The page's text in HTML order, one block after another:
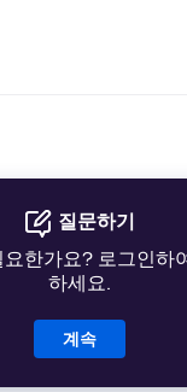
질문하기
한가요? 로그인하
하세요.
계속